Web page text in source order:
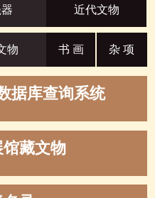
近代文物
物 书 画 杂 项
据库查询系统
藏文物